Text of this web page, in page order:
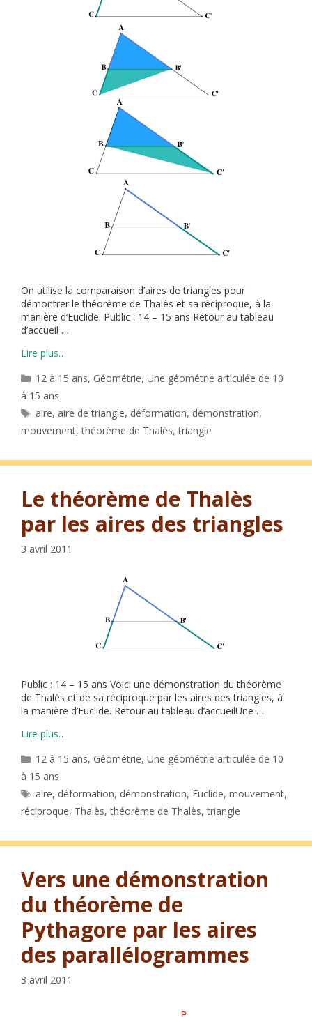
On utilise la comparaison d’aires de triangles pour
démontrer le théorème de Thalès et sa réciproque, à la
manière d’Euclide. Public : 14 – 15 ans Retour au tableau
d’accueil …
Lire plus…
Catégories
12 à 15 ans, Géométrie,Une géométrie articulée de 10
à 15 ans
Étiquettes
aire, aire de triangle, déformation, démonstration,
mouvement,théorème de Thalès,triangle
Le théorème de Thalès
par les aires des triangles
3 avril 2011
Public : 14 – 15 ans Voici une démonstration du théorème
de Thalès et de sa réciproque par les aires des triangles, à
la manière d’Euclide. Retour au tableau d’accueilUne …
Lire plus…
Catégories
12 à 15 ans, Géométrie,Une géométrie articulée de 10
à 15 ans
Étiquettes
aire, déformation, démonstration, Euclide,mouvement,
réciproque, Thalès,théorème de Thalès,triangle
Vers une démonstration
du théorème de
Pythagore par les aires
des parallélogrammes
3 avril 2011